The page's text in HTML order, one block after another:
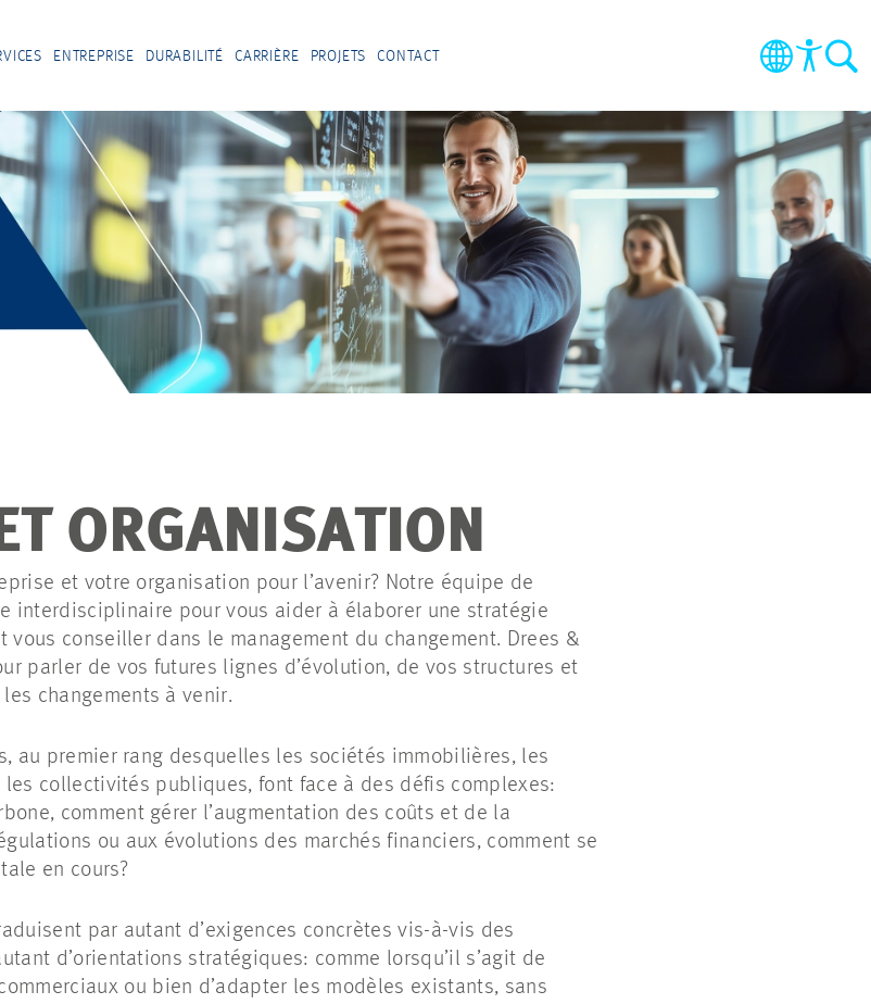
ENTREPRISE DURABILITÉ CARRIÈRE PROJETS CONTACT
ORGANISATION
et votre organisation pour l’avenir? Notre équipe de
interdisciplinaire pour vous aider à élaborer une stratégie
conseiller dans le management du changement. Drees &
parler de vos futures lignes d’évolution, de vos structures et
changements à venir.
au premier rang desquelles les sociétés immobilières, les
collectivités publiques, font face à des défis complexes:
comment gérer l’augmentation des coûts et de la
ou aux évolutions des marchés financiers, comment se
en cours?
par autant d’exigences concrètes vis-à-vis des
d’orientations stratégiques: comme lorsqu’il s’agit de
ou bien d’adapter les modèles existants, sans